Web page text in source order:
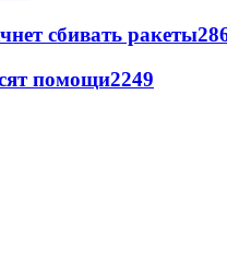
сбивать ракеты
помощи2249